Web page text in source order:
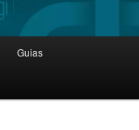
Guias